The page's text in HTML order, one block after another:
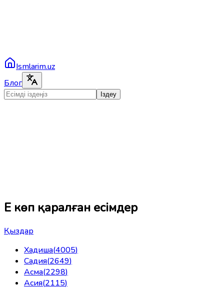
Ismlarim.uz
Блог
Іздеу
Ең көп қаралған есімдер
Қыздар
Хадиша(4005)
Садия(2649)
Асма(2298)
Асия(2115)